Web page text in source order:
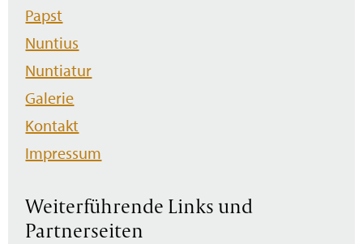
Papst
Nuntius
Nuntiatur
Galerie
Kontakt
Impressum
Weiterführende Links und
Partnerseiten